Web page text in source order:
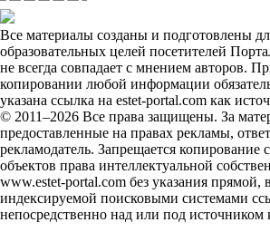
Все материалы созданы и подготовлены
образовательных целей посетителей
не всегда совпадает с мнением авторов.
копировании любой информации
указана ссылка на estet-portal.com как
© 2011–2026 Все права защищены. За
предоставленные на правах рекламы,
рекламодатель. Запрещается копирование
объектов права интеллектуальной
www.estet-portal.com без указания прямой,
индексируемой поисковыми системами
непосредственно над или под источником